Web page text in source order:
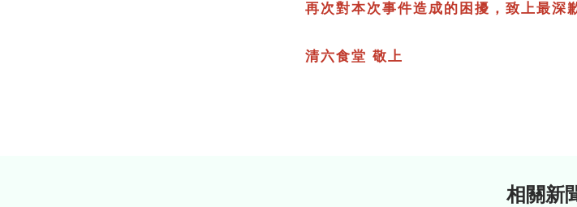
再次對本次事件造成的困擾，致上最深
清六食堂 敬上
相關新